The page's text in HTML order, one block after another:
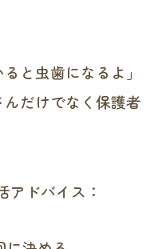
と虫歯になるよ」
だけでなく保護者
アドバイス：